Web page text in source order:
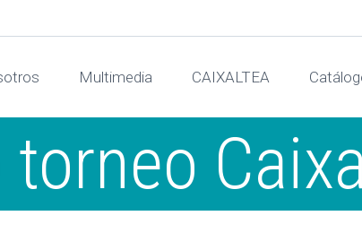
Multimedia CAIXALTEA
torneo